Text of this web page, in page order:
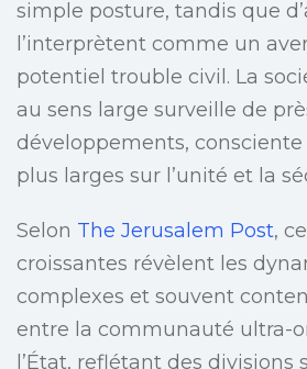
simple posture, tandis que
l’interprètent comme un
potentiel trouble civil. La
au sens large surveille de
développements,
plus larges sur l’unité et la
Selon The Jerusalem Post,
croissantes révèlent les
complexes et souvent
entre la communauté ultra-
l’État, reflétant des divisions